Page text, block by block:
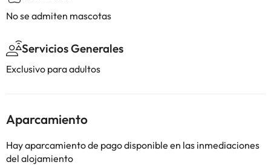
No se admiten mascotas
Servicios Generales
Exclusivo para adultos
Aparcamiento
Hay aparcamiento de pago disponible en las inmediaciones
del alojamiento